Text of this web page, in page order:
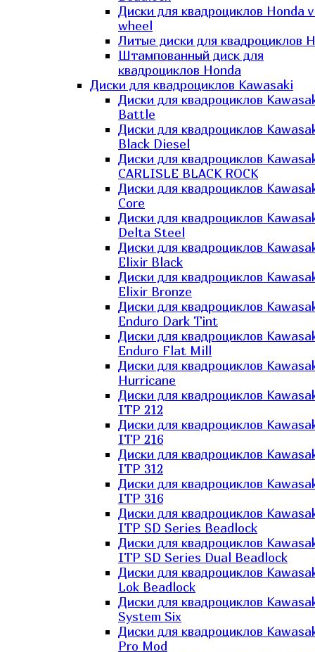
Диски для квадроциклов Honda
wheel
Литые диски для квадроциклов
Штампованный диск для
квадроциклов Honda
Диски для квадроциклов Kawasaki
Диски для квадроциклов
Battle
Диски для квадроциклов
Black Diesel
Диски для квадроциклов
CARLISLE BLACK ROCK
Диски для квадроциклов
Core
Диски для квадроциклов
Delta Steel
Диски для квадроциклов
Elixir Black
Диски для квадроциклов
Elixir Bronze
Диски для квадроциклов
Enduro Dark Tint
Диски для квадроциклов
Enduro Flat Mill
Диски для квадроциклов
Hurricane
Диски для квадроциклов
ITP 212
Диски для квадроциклов
ITP 216
Диски для квадроциклов
ITP 312
Диски для квадроциклов
ITP 316
Диски для квадроциклов
ITP SD Series Beadlock
Диски для квадроциклов
ITP SD Series Dual Beadlock
Диски для квадроциклов
Lok Beadlock
Диски для квадроциклов
System Six
Диски для квадроциклов
Pro Mod